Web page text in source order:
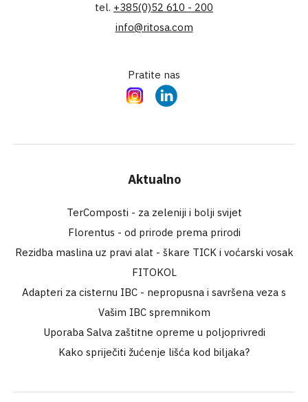
tel. +385(0)52 610 - 200
info@ritosa.com
Pratite nas
InstagramLinkedIn
Aktualno
TerComposti - za zeleniji i bolji svijet
Florentus - od prirode prema prirodi
Rezidba maslina uz pravi alat - škare TICK i voćarski vosak
FITOKOL
Adapteri za cisternu IBC - nepropusna i savršena veza s
Vašim IBC spremnikom
Uporaba Salva zaštitne opreme u poljoprivredi
Kako spriječiti žućenje lišća kod biljaka?